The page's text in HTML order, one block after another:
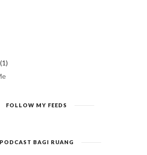
(1)
FOLLOW MY FEEDS
PODCAST BAGI RUANG